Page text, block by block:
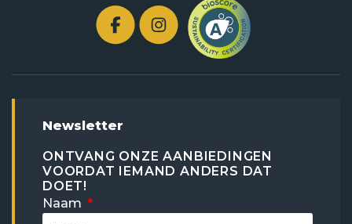
Newsletter
ONTVANG ONZE AANBIEDINGEN
VOORDAT IEMAND ANDERS DAT
DOET!
Naam